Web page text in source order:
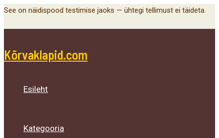
Skip
See on näidispood testimise jaoks — ühtegi tellimust ei täideta.
Kõrvaklapid.com
Esileht
Kategooria
Menu
Toggle
Menu
Toggle
Menu
Toggle
Main
Menu